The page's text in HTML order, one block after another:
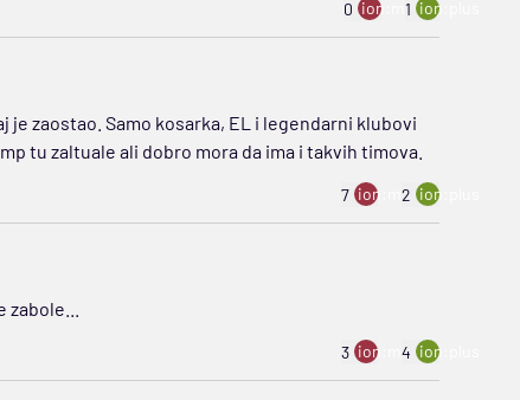
0 ion:minus
1 ion:plus
je zaostao. Samo kosarka, EL i legendarni klubovi
tu zaltuale ali dobro mora da ima i takvih timova.
7 ion:minus
2 ion:plus
3 ion:minus
4 ion:plus